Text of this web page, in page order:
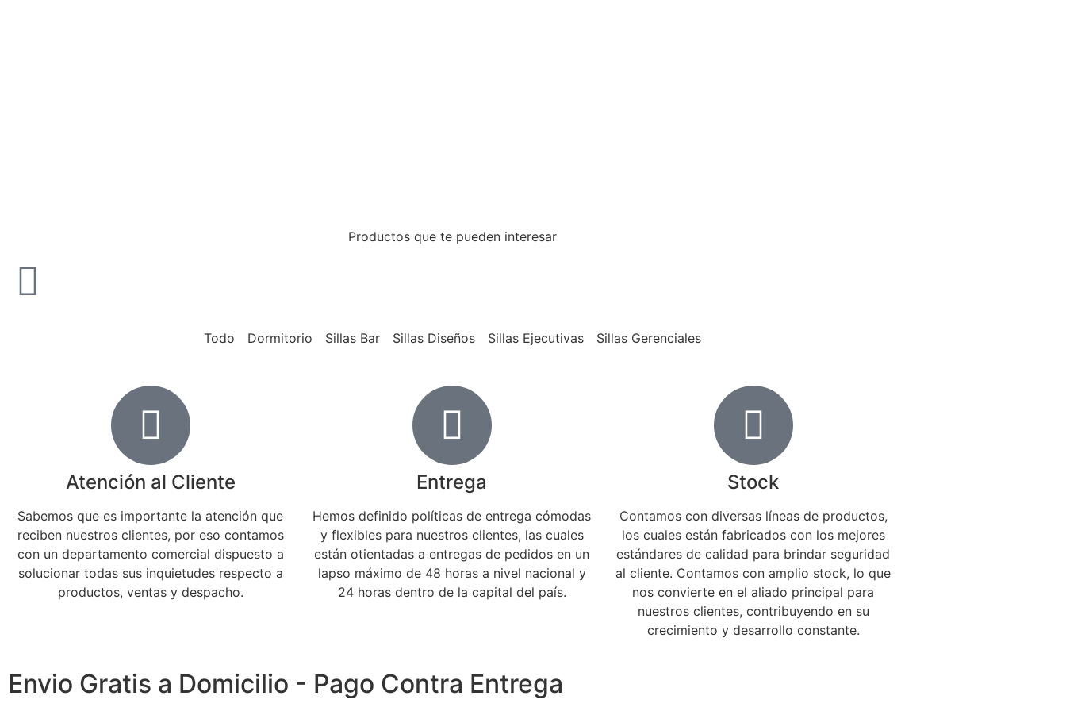
Productos que te pueden interesar
Todo Dormitorio Sillas Bar Sillas Diseños Sillas Ejecutivas Sillas Gerenciales
Atención al Cliente
Sabemos que es importante la atención que
reciben nuestros clientes, por eso contamos
con un departamento comercial dispuesto a
solucionar todas sus inquietudes respecto a
productos, ventas y despacho.
Entrega
Hemos definido políticas de entrega cómodas
y flexibles para nuestros clientes, las cuales
están otientadas a entregas de pedidos en un
lapso máximo de 48 horas a nivel nacional y
24 horas dentro de la capital del país.
Stock
Contamos con diversas líneas de productos,
los cuales están fabricados con los mejores
estándares de calidad para brindar seguridad
al cliente. Contamos con amplio stock, lo que
nos convierte en el aliado principal para
nuestros clientes, contribuyendo en su
crecimiento y desarrollo constante.
Envio Gratis a Domicilio - Pago Contra Entrega